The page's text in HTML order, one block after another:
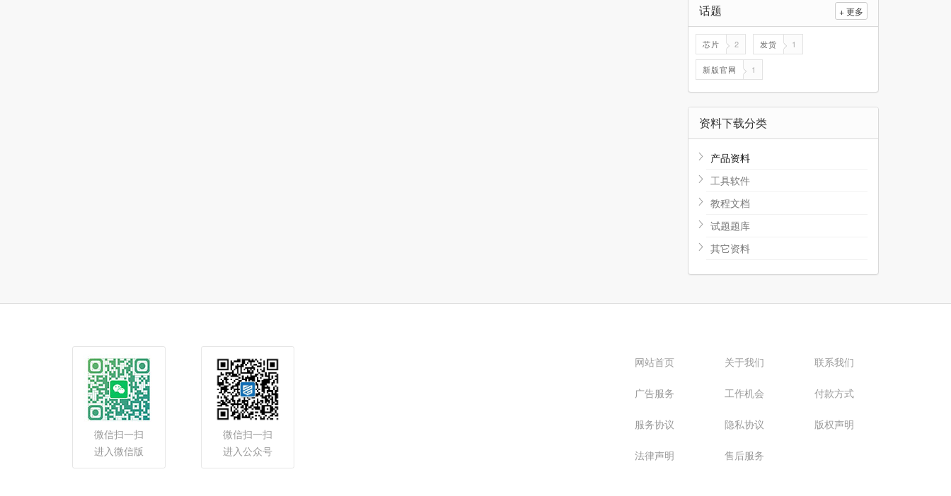
+ 更多
话题
芯片 2 发货 1
新版官网 1
资料下载分类
产品资料
工具软件
教程文档
试题题库
其它资料
微信扫一扫
进入微信版
微信扫一扫
进入公众号
网站首页 关于我们 联系我们
广告服务 工作机会 付款方式
服务协议 隐私协议 版权声明
法律声明 售后服务